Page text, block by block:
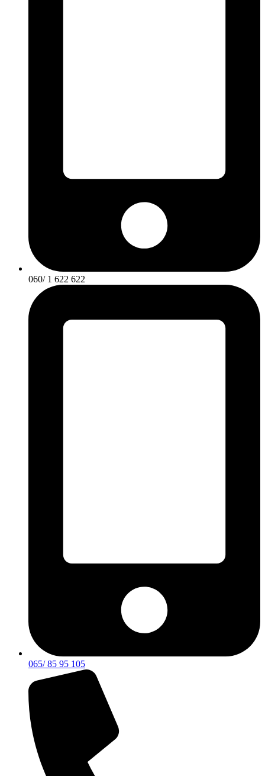
060/ 1 622 622
065/ 85 95 105